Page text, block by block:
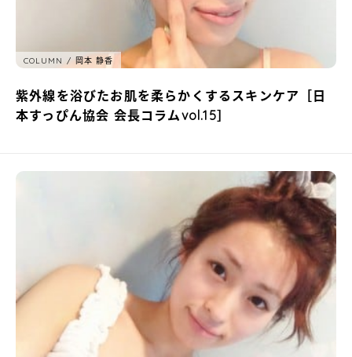
COLUMN 岡本 静香
紫外線を浴びたお肌を柔らかくするスキンケア［日
本すっぴん協会 会長コラムvol.15］